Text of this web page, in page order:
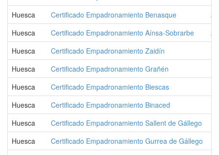
Huesca
Certificado Empadronamiento Benasque
Huesca
Certificado Empadronamiento Aínsa-Sobrarbe
Huesca
Certificado Empadronamiento Zaidín
Huesca
Certificado Empadronamiento Grañén
Huesca
Certificado Empadronamiento Biescas
Huesca
Certificado Empadronamiento Binaced
Huesca
Certificado Empadronamiento Sallent de Gállego
Huesca
Certificado Empadronamiento Gurrea de Gállego